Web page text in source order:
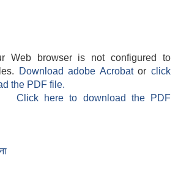
Web browser is not configured to
Download adobe Acrobatorclick
the PDF file.
Click here to download the PDF